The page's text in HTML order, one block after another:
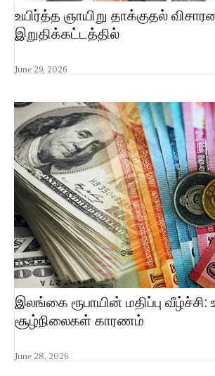
உயிர்த்த ஞாயிறு தாக்குதல்
இறுதிக்கட்டத்தில்
June 29, 2026
இலங்கை ரூபாயின் மதிப்பு
சூழ்நிலைகள் காரணம்
June 28, 2026